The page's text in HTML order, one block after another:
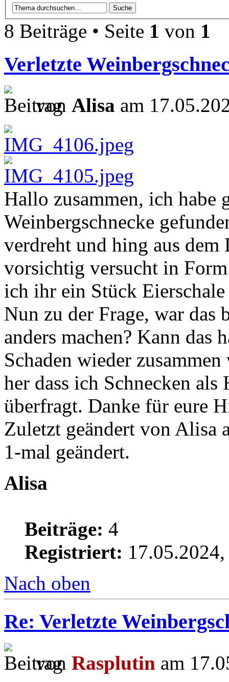
8 Beiträge • Seite 1 von 1
Verletzte
von Alisa am
Hallo zusammen, ich habe
Weinbergschnecke
verdreht und hing aus dem
vorsichtig versucht in
ich ihr ein Stück
Nun zu der Frage, war das
anders machen? Kann das
Schaden wieder
her dass ich Schnecken
überfragt. Danke für eure
Zuletzt geändert von Alisa
1-mal geändert.
Alisa
Beiträge: 4
Registriert:
Nach oben
Re: Verletzte
von Rasplutin am